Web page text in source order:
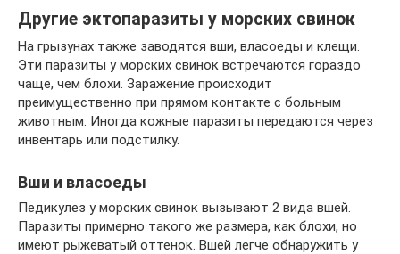
Другие эктопаразиты у морских свинок
На грызунах также заводятся вши, власоеды и клещи.
Эти паразиты у морских свинок встречаются гораздо
чаще, чем блохи. Заражение происходит
преимущественно при прямом контакте с больным
животным. Иногда кожные паразиты передаются через
инвентарь или подстилку.
Вши и власоеды
Педикулез у морских свинок вызывают 2 вида вшей.
Паразиты примерно такого же размера, как блохи, но
имеют рыжеватый оттенок. Вшей легче обнаружить у